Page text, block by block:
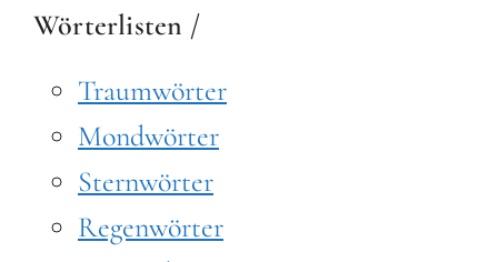
Wörterlisten /
Traumwörter
Mondwörter
Sternwörter
Regenwörter